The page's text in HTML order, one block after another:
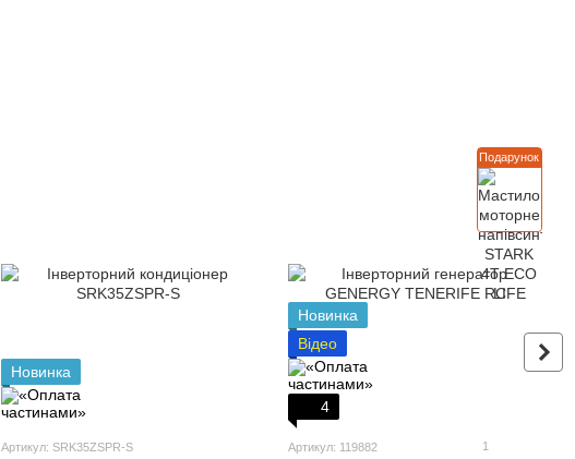
Новинка
Артикул: SRK35ZSPR-S
Подарунок
Новинка
Відео
4
Артикул: 119882 1